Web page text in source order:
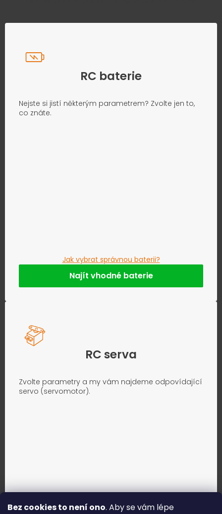
Bez cookies to není ono. Aby se vám lépe
RC baterie
Nejste si jistí některým parametrem? Zvolte jen to,
co znáte.
Jak vybrat správnou baterii?
Najít vhodné baterie
RC serva
Zvolte parametry a my vám najdeme odpovídající
servo (servomotor).